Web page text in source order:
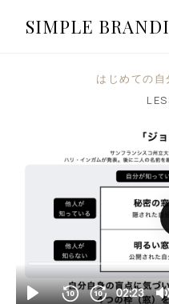
SIMPLE
はじめての